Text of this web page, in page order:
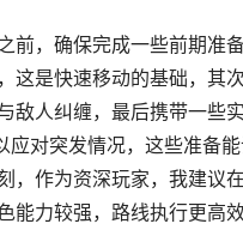
前，确保完成一些前期准
这是快速移动的基础，其
敌人纠缠，最后携带一些
应对突发情况，这些准备能
，作为资深玩家，我建议
能力较强，路线执行更高效